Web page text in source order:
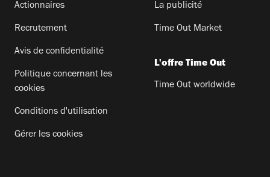
Actionnaires
Recrutement
Avis de confidentialité
Politique concernant les
cookies
Conditions d'utilisation
Gérer les cookies
La publicité
Time Out Market
L'offre Time Out
Time Out worldwide